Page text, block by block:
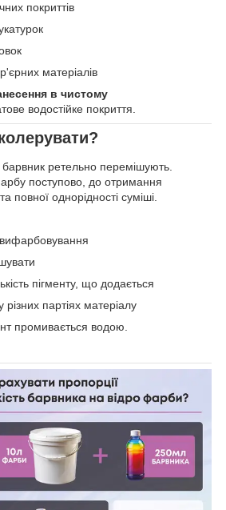
покриттів
матеріалів
в чистому
водостійке покриття.
ретельно перемішують.
поступово, до отримання
повної однорідності суміші.
пігменту, що додається
різних партіях матеріалу
промивається водою.